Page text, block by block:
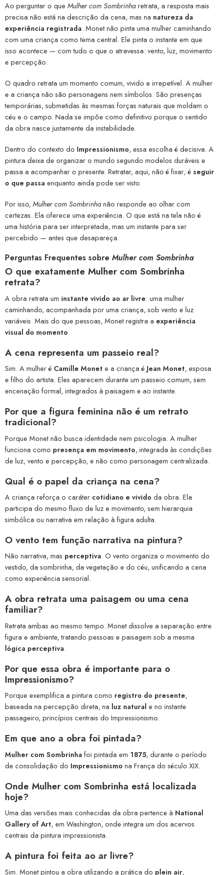
Ao perguntar o que Mulher com Sombrinharetrata, a resposta mais
precisa não está na descrição da cena, mas na natureza da
experiência registrada. Monet não pinta uma mulher caminhando
com uma criança como tema central. Ele pinta o instante em que
isso acontece — com tudo o que o atravessa: vento, luz, movimento
e percepção.
O quadro retrata um momento comum, vivido e irrepetível. A mulher
e a criança não são personagens nem símbolos. São presenças
temporárias, submetidas às mesmas forças naturais que moldam o
céu e o campo. Nada se impõe como definitivo porque o sentido
da obra nasce justamente da instabilidade.
Dentro do contexto do Impressionismo, essa escolha é decisiva. A
pintura deixa de organizar o mundo segundo modelos duráveis e
passa a acompanhar o presente. Retratar, aqui, não é fixar; éseguir
o que passa enquanto ainda pode ser visto.
Por isso, Mulher com Sombrinhanão responde ao olhar com
certezas. Ela oferece uma experiência. O que está na tela não é
uma história para ser interpretada, mas um instante para ser
percebido — antes que desapareça.
Perguntas Frequentes sobre Mulher com Sombrinha
O que exatamente Mulher com Sombrinha
retrata?
A obra retrata um instante vivido ao ar livre: uma mulher
caminhando, acompanhada por uma criança, sob vento e luz
variáveis. Mais do que pessoas, Monet registra a experiência
visual do momento.
A cena representa um passeio real?
Sim. A mulher é Camille Monet e a criança é Jean Monet, esposa
e filho do artista. Eles aparecem durante um passeio comum, sem
encenação formal, integrados à paisagem e ao instante.
Por que a figura feminina não é um retrato
tradicional?
Porque Monet não busca identidade nem psicologia. A mulher
funciona como presença em movimento, integrada às condições
de luz, vento e percepção, e não como personagem centralizada.
Qual é o papel da criança na cena?
A criança reforça o caráter cotidiano e vivido da obra. Ela
participa do mesmo fluxo de luz e movimento, sem hierarquia
simbólica ou narrativa em relação à figura adulta.
O vento tem função narrativa na pintura?
Não narrativa, mas perceptiva. O vento organiza o movimento do
vestido, da sombrinha, da vegetação e do céu, unificando a cena
como experiência sensorial.
A obra retrata uma paisagem ou uma cena
familiar?
Retrata ambas ao mesmo tempo. Monet dissolve a separação entre
figura e ambiente, tratando pessoas e paisagem sob a mesma
lógica perceptiva.
Por que essa obra é importante para o
Impressionismo?
Porque exemplifica a pintura como registro do presente,
baseada na percepção direta, na luz natural e no instante
passageiro, princípios centrais do Impressionismo.
Em que ano a obra foi pintada?
Mulher com Sombrinha foi pintada em 1875, durante o período
de consolidação do Impressionismo na França do século XIX.
Onde Mulher com Sombrinha está localizada
hoje?
Uma das versões mais conhecidas da obra pertence à National
Gallery of Art, em Washington, onde integra um dos acervos
centrais da pintura impressionista.
A pintura foi feita ao ar livre?
Sim. Monet pintou a obra utilizando a prática do plein air,